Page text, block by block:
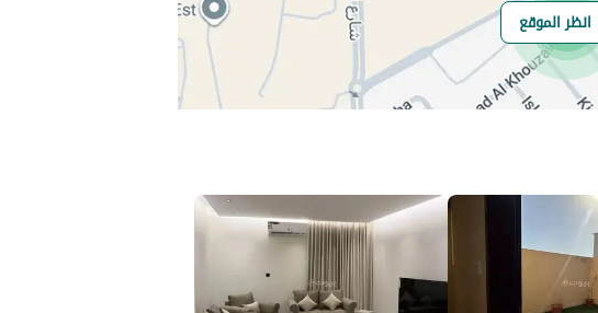
الرقم الاضافي
8140
خط العرض
24.761558009551155
السعر
7000
انظر الموقع